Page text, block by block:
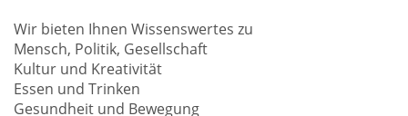
Wir bieten Ihnen Wissenswertes zu
Mensch, Politik, Gesellschaft
Kultur und Kreativität
Essen und Trinken
Gesundheit und Bewegung